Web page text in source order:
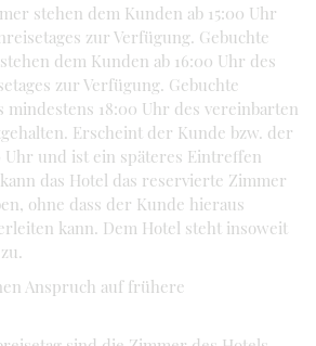
stehen dem Kunden ab 15:00 Uhr
zur Verfügung. Gebuchte
dem Kunden ab 16:00 Uhr des
zur Verfügung. Gebuchte
18:00 Uhr des vereinbarten
Erscheint der Kunde bzw. der
Uhr und ist ein späteres Eintreffen
das Hotel das reservierte Zimmer
ohne dass der Kunde hieraus
kann. Dem Hotel steht insoweit
Anspruch auf frühere